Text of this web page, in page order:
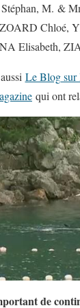
M. &
Chloé,
Elisabeth,
Le Blog sur
qui ont
de